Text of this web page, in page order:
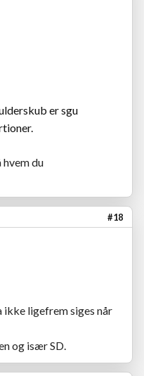
er sgu
du
#18
ikke ligefrem siges når
og især SD.